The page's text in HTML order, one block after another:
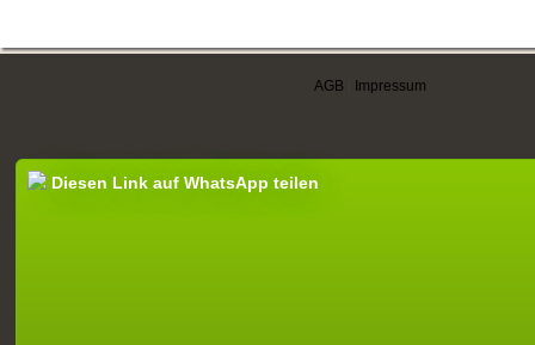
AGB Impressum
Diesen Link auf WhatsApp teilen